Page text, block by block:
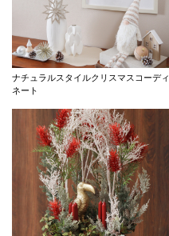
ナチュラルスタイルクリスマスコーディ
ネート